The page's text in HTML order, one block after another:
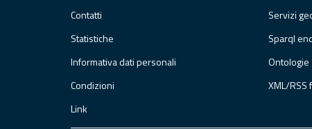
Contatti
Statistiche
Informativa dati personali
Condizioni
Link
Servizi
Sparql
Ontologie
XML/RSS